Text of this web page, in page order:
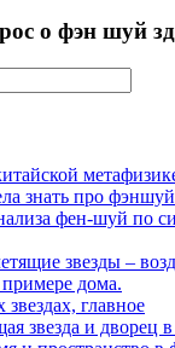
о фэн шуй
знать про фэншуй
фен-шуй по
звезды –
дома.
главное
звезда и дворец